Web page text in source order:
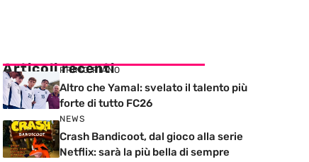
Articoli recenti
PRIMO PIANO
Altro che Yamal: svelato il talento più
forte di tutto FC26
NEWS
Crash Bandicoot, dal gioco alla serie
Netflix: sarà la più bella di sempre